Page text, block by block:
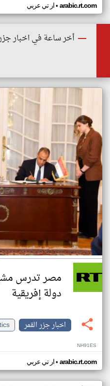
ار تي عربي• arabic.rt.com
أخر ساعة في اخبار
مصر تدرس
دولة إفريقية
اخبار جزر القمر
NH91ES
ار تي عربي• arabic.rt.com